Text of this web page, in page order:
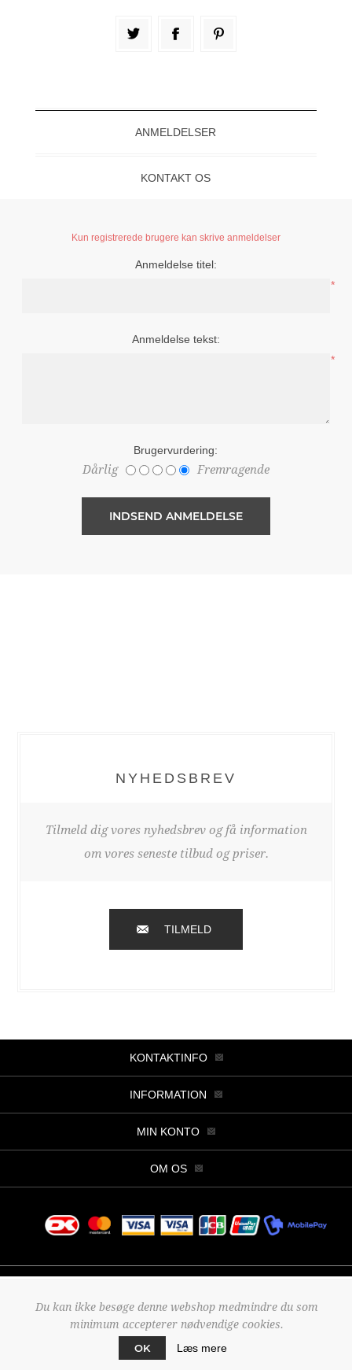
ANMELDELSER
KONTAKT OS
Kun registrerede brugere kan skrive anmeldelser
Anmeldelse titel:
*
Anmeldelse tekst:
*
Brugervurdering:
Dårlig Fremragende
NYHEDSBREV
Tilmeld dig vores nyhedsbrev og få information
om vores seneste tilbud og priser.
TILMELD
KONTAKTINFO
INFORMATION
MIN KONTO
OM OS
Powered by nopCommerce
Designed by 2Bdesign
Du kan ikke besøge denne webshop medmindre du som
minimum accepterer nødvendige cookies.
OK
Læs mere